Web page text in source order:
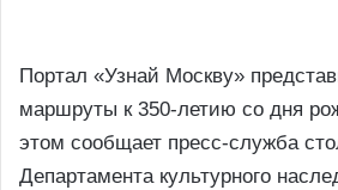
Портал «Узнай Москву»
маршруты к 350-летию со дня
этом сообщает пресс-служба
Департамента культурного